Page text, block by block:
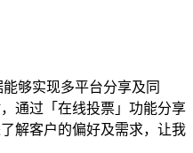
够实现多平台分享及同
通过「在线投票」功能分享
解客户的偏好及需求，让我